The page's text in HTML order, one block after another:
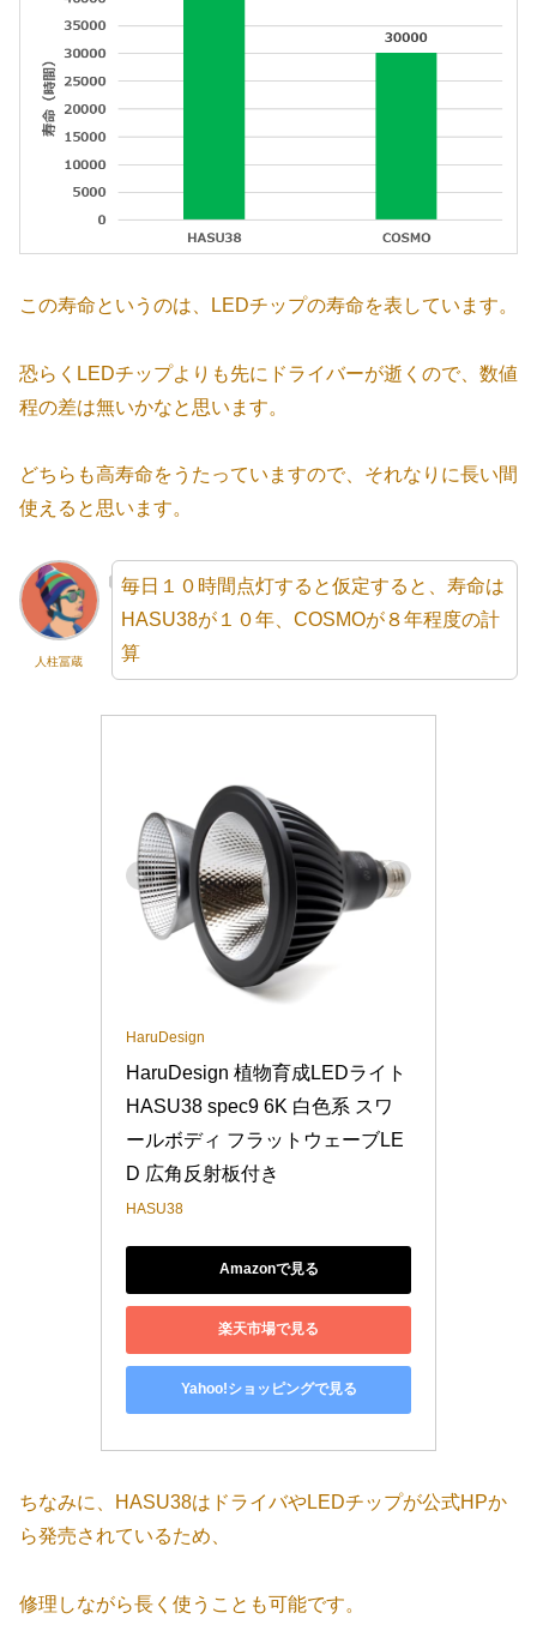
この寿命というのは、LEDチップの寿命を表しています。
恐らくLEDチップよりも先にドライバーが逝くので、数値
程の差は無いかなと思います。
どちらも高寿命をうたっていますので、それなりに長い間
使えると思います。
人柱冨蔵
毎日１０時間点灯すると仮定すると、寿命は
HASU38が１０年、COSMOが８年程度の計
算
HaruDesign
HaruDesign 植物育成LEDライト
HASU38 spec9 6K 白色系 スワ
ールボディ フラットウェーブLE
D 広角反射板付き
HASU38
Amazonで見る
楽天市場で見る
Yahoo!ショッピングで見る
ちなみに、HASU38はドライバやLEDチップが公式HPか
ら発売されているため、
修理しながら長く使うことも可能です。